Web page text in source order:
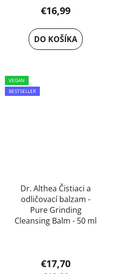
€16,99
DO KOŠÍKA
VEGAN
BESTSELLER
Dr. Althea Čistiaci a
odličovací balzam -
Pure Grinding
Cleansing Balm - 50 ml
produktu
€17,70